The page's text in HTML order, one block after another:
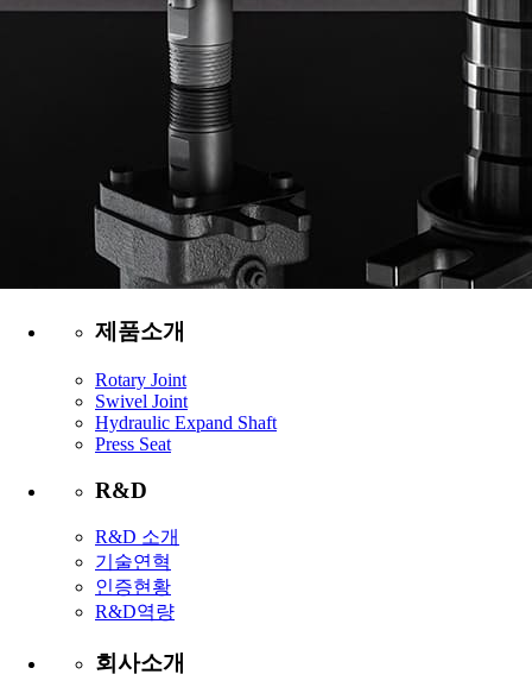
제품소개
Rotary Joint
Swivel Joint
Hydraulic Expand Shaft
Press Seat
R&D
R&D 소개
기술연혁
인증현황
R&D역량
회사소개